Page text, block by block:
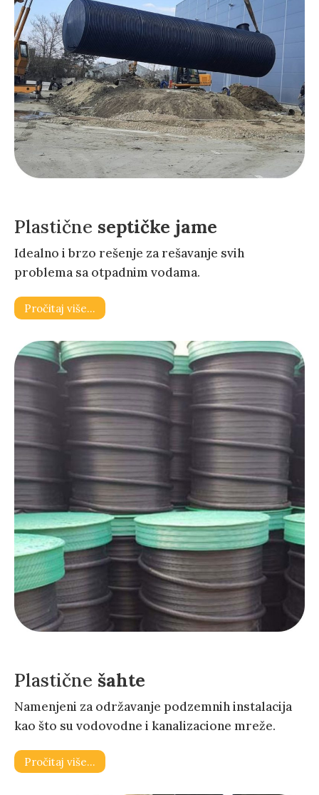
Plastične septičke jame
Idealno i brzo rešenje za rešavanje svih
problema sa otpadnim vodama.
Pročitaj više…
Plastične šahte
Namenjeni za održavanje podzemnih instalacija
kao što su vodovodne i kanalizacione mreže.
Pročitaj više…